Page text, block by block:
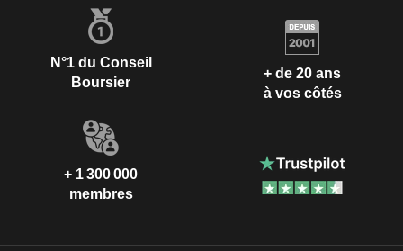
N°1 du Conseil
Boursier
+ de 20 ans
à vos côtés
+ 1 300 000
membres